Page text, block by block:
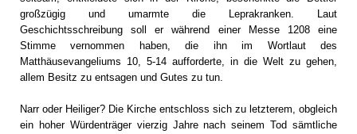
großzügig und umarmte die Leprakranken. Laut
Geschichtsschreibung soll er während einer Messe 1208 eine
Stimme vernommen haben, die ihn im Wortlaut des
Matthäusevangeliums 10, 5-14 aufforderte, in die Welt zu gehen,
allem Besitz zu entsagen und Gutes zu tun.
Narr oder Heiliger? Die Kirche entschloss sich zu letzterem, obgleich
ein hoher Würdenträger vierzig Jahre nach seinem Tod sämtliche